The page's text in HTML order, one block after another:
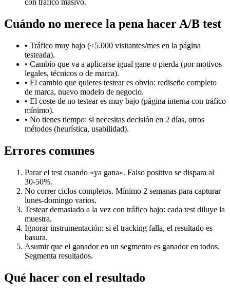
con tráfico masivo.
Cuándo no merece la pena hacer A/B test
• Tráfico muy bajo (<5.000 visitantes/mes en la página
testeada).
• Cambio que va a aplicarse igual gane o pierda (por motivos
legales, técnicos o de marca).
• El cambio que quieres testear es obvio: rediseño completo
de marca, nuevo modelo de negocio.
• El coste de no testear es muy bajo (página interna con tráfico
mínimo).
• No tienes tiempo: si necesitas decisión en 2 días, otros
métodos (heurística, usabilidad).
Errores comunes
Parar el test cuando «ya gana». Falso positivo se dispara al
30-50%.
No correr ciclos completos. Mínimo 2 semanas para capturar
lunes-domingo varios.
Testear demasiado a la vez con tráfico bajo: cada test diluye la
muestra.
Ignorar instrumentación: si el tracking falla, el resultado es
basura.
Asumir que el ganador en un segmento es ganador en todos.
Segmenta resultados.
Qué hacer con el resultado